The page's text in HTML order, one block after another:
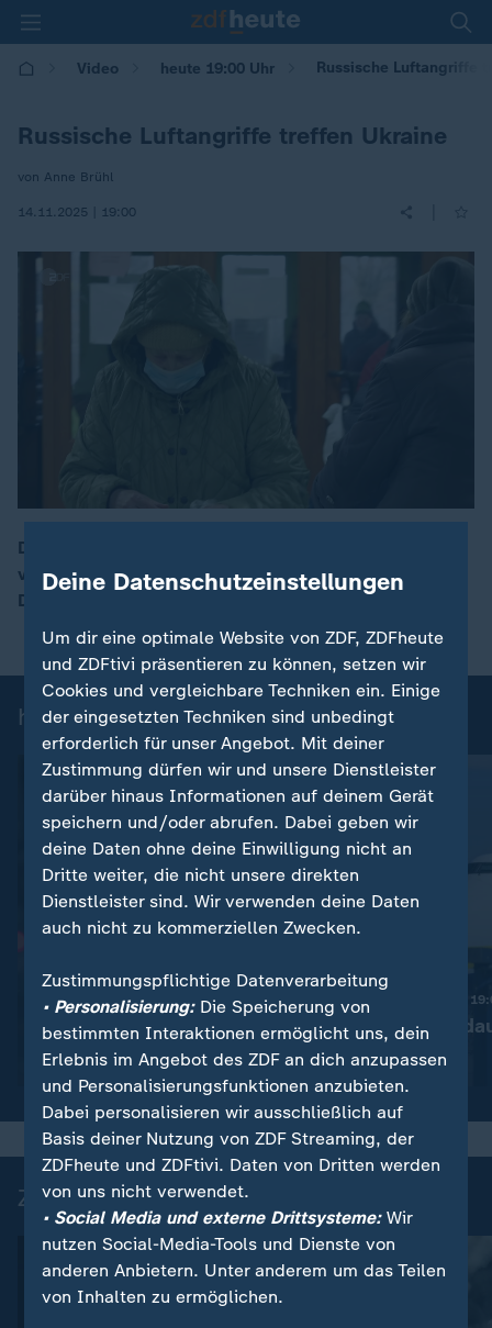
Video heute 19:00 Uhr Russische Luftangriffe
Russische Luftangriffe treffen Ukraine
von Anne Brühl
14.11.2025 | 19:00
00:17
Die ukrainischen Großstädte Kiew und Charkiw waren
vergangene Nacht erneut Ziel russischer Luftangriffe.
Das ukrainische Militär zählte über 400 Angriffe.
heute 19:00 Uhr: Einzelbeiträge
Nachrichten | heute 19:00 Uhr
Diskussion um bessere
Drohnenabwehr
Video1:53
Nachrichten | heute
Ermittlungen
Video1:37
Zuletzt auf ZDFheute veröffentlicht
Deine Datenschutzeinstellungen
Um dir eine optimale Website von ZDF, ZDFheute
und ZDFtivi präsentieren zu können, setzen wir
Cookies und vergleichbare Techniken ein. Einige
der eingesetzten Techniken sind unbedingt
erforderlich für unser Angebot. Mit deiner
Zustimmung dürfen wir und unsere Dienstleister
darüber hinaus Informationen auf deinem Gerät
speichern und/oder abrufen. Dabei geben wir
deine Daten ohne deine Einwilligung nicht an
Dritte weiter, die nicht unsere direkten
Dienstleister sind. Wir verwenden deine Daten
auch nicht zu kommerziellen Zwecken.
Zustimmungspflichtige Datenverarbeitung
• Personalisierung:Die Speicherung von
bestimmten Interaktionen ermöglicht uns, dein
Erlebnis im Angebot des ZDF an dich anzupassen
und Personalisierungsfunktionen anzubieten.
Dabei personalisieren wir ausschließlich auf
Basis deiner Nutzung von ZDF Streaming, der
ZDFheute und ZDFtivi. Daten von Dritten werden
von uns nicht verwendet.
• Social Media und externe Drittsysteme:Wir
nutzen Social-Media-Tools und Dienste von
anderen Anbietern. Unter anderem um das Teilen
von Inhalten zu ermöglichen.